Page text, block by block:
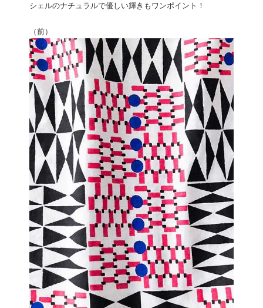
シェルのナチュラルで優しい輝きもワンポイント！
（前）